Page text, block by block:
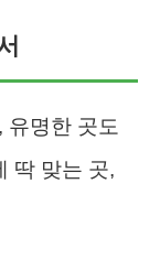
유명한 곳도
딱 맞는 곳,